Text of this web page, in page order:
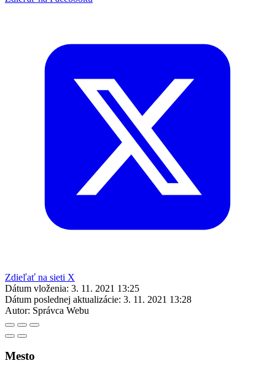
Zdieľať na sieti X
Dátum vloženia: 3. 11. 2021 13:25
Dátum poslednej aktualizácie: 3. 11. 2021 13:28
Autor: Správca Webu
Mesto